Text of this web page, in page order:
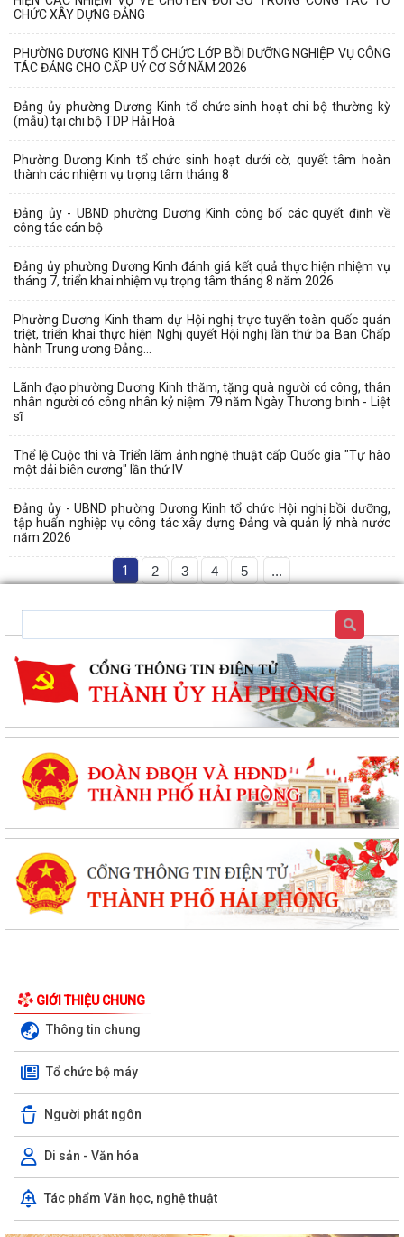
CHỨC XÂY DỰNG ĐẢNG
PHƯỜNG DƯƠNG KINH TỔ CHỨC LỚP BỒI DƯỠNG NGHIỆP VỤ CÔNG
TÁC ĐẢNG CHO CẤP UỶ CƠ SỞ NĂM 2026
Đảng ủy phường Dương Kinh tổ chức sinh hoạt chi bộ thường kỳ
(mẫu) tại chi bộ TDP Hải Hoà
Phường Dương Kinh tổ chức sinh hoạt dưới cờ, quyết tâm hoàn
thành các nhiệm vụ trọng tâm tháng 8
Đảng ủy - UBND phường Dương Kinh công bố các quyết định về
công tác cán bộ
Đảng ủy phường Dương Kinh đánh giá kết quả thực hiện nhiệm vụ
tháng 7, triển khai nhiệm vụ trọng tâm tháng 8 năm 2026
Phường Dương Kinh tham dự Hội nghị trực tuyến toàn quốc quán
triệt, triển khai thực hiện Nghị quyết Hội nghị lần thứ ba Ban Chấp
hành Trung ương Đảng...
Lãnh đạo phường Dương Kinh thăm, tặng quà người có công, thân
nhân người có công nhân kỷ niệm 79 năm Ngày Thương binh - Liệt
sĩ
Thể lệ Cuộc thi và Triển lãm ảnh nghệ thuật cấp Quốc gia "Tự hào
một dải biên cương" lần thứ IV
Đảng ủy - UBND phường Dương Kinh tổ chức Hội nghị bồi dưỡng,
tập huấn nghiệp vụ công tác xây dựng Đảng và quản lý nhà nước
năm 2026
1 2 3 4 5 ...
GIỚI THIỆU CHUNG
Thông tin chung
Tổ chức bộ máy
Người phát ngôn
Di sản - Văn hóa
Tác phẩm Văn học, nghệ thuật
thức phục vụ kiểm định chất lượng...